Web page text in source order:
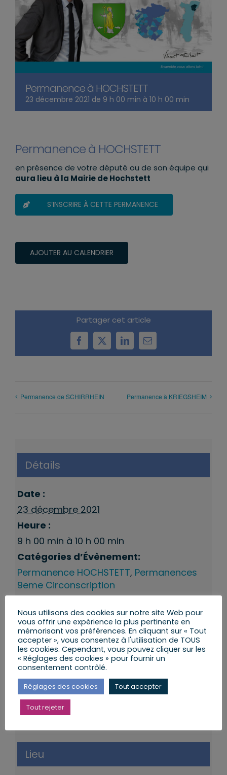
Permanence à HOCHSTETT
23 décembre 2021 de 9 h 00 min à 10 h 00 min
Permanence à HOCHSTETT
en présence de votre député ou de son équipe qui
aura lieu à la Mairie de Hochstett
S’INSCRIRE À CETTE PERMANENCE
AJOUTER AU CALENDRIER
Partager cet article
Facebook
X LinkedInEmail
Permanence de SCHIRRHEIN Permanence à KRIEGSHEIM
Détails
Date :
23 décembre 2021
Heure :
9 h 00 min à 10 h 00 min
Catégories d’Évènement:
Permanence HOCHSTETT, Permanences
9eme Circonscription
Lieu
Nous utilisons des cookies sur notre site Web pour
vous offrir une expérience la plus pertinente en
mémorisant vos préférences. En cliquant sur « Tout
accepter », vous consentez à l'utilisation de TOUS
les cookies. Cependant, vous pouvez cliquer sur les
« Réglages des cookies » pour fournir un
consentement contrôlé.
Réglages des cookies Tout accepter
Tout rejeter